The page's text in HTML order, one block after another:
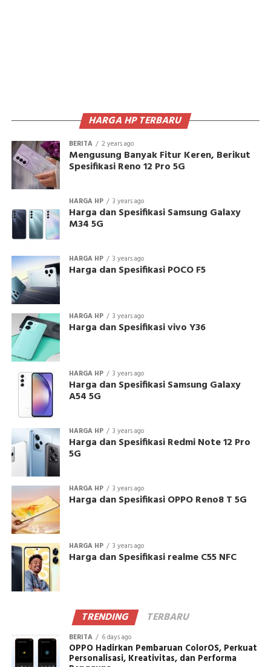
HARGA HP TERBARU
BERITA 2 years ago
Mengusung Banyak Fitur Keren, Berikut
Spesifikasi Reno 12 Pro 5G
HARGA HP 3 years ago
Harga dan Spesifikasi Samsung Galaxy
M34 5G
HARGA HP 3 years ago
Harga dan Spesifikasi POCO F5
HARGA HP 3 years ago
Harga dan Spesifikasi vivo Y36
HARGA HP 3 years ago
Harga dan Spesifikasi Samsung Galaxy
A54 5G
HARGA HP 3 years ago
Harga dan Spesifikasi Redmi Note 12 Pro
5G
HARGA HP 3 years ago
Harga dan Spesifikasi OPPO Reno8 T 5G
HARGA HP 3 years ago
Harga dan Spesifikasi realme C55 NFC
TRENDING TERBARU
BERITA 6 days ago
OPPO Hadirkan Pembaruan ColorOS, Perkuat
Personalisasi, Kreativitas, dan Performa